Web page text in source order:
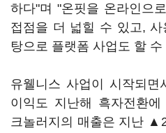
하다"며 "온핏을 온라인으
접점을 더 넓힐 수 있고,
탕으로 플랫폼 사업도 할
유웰니스 사업이 시작되면
이익도 지난해 흑자전환에
크놀러지의 매출은 지난